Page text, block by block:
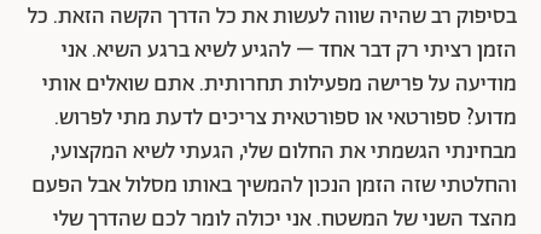
בסיפוק רב שהיה שווה לעשות את כל הדרך הקשה הזאת. כל
הזמן רציתי רק דבר אחד – להגיע לשיא ברגע השיא. אני
מודיעה על פרישה מפעילות תחרותית. אתם שואלים אותי
מדוע? ספורטאי או ספורטאית צריכים לדעת מתי לפרוש.
מבחינתי הגשמתי את החלום שלי, הגעתי לשיא המקצועי,
והחלטתי שזה הזמן הנכון להמשיך באותו מסלול אבל הפעם
מהצד השני של המשטח. אני יכולה לומר לכם שהדרך שלי